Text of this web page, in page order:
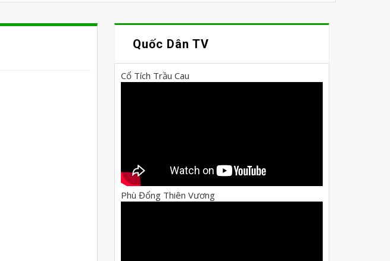
Quốc Dân TV
Cổ Tích Trầu Cau
Phù Đổng Thiên Vương